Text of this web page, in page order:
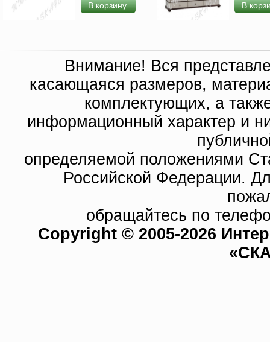
В корзину В
Внимание! Вся
касающаяся размеров,
комплектующих, а
информационный характер и
определяемой положениями
Российской Федерации.
обращайтесь по
Copyright © 2005-2026